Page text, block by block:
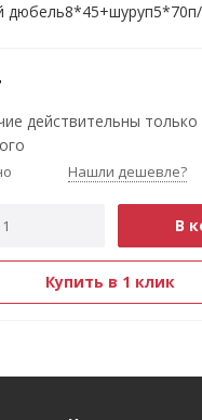
дюбель8*45+шуруп5*70п/
действительны только
Нашли дешевле?
В
Купить в 1 клик